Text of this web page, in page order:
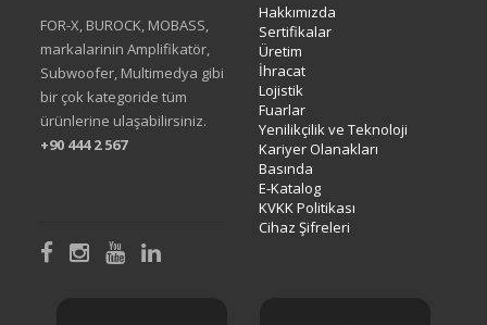
FOR-X, BUROCK, MOBASS,
markalarinin Amplifikatör,
Subwoofer, Multimedya gibi
bir çok kategoride tüm
ürünlerine ulaşabilirsiniz.
+90 444 2 567
Hakkımızda
Sertifikalar
Üretim
İhracat
Lojistik
Fuarlar
Yenilikçilik ve Teknoloji
Kariyer Olanakları
Basında
E-Katalog
KVKK Politikası
Cihaz Şifreleri